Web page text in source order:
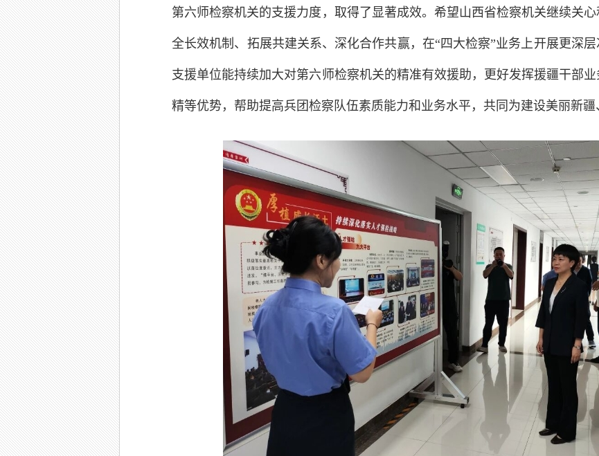
第六师检察机关的支援力度，取得了显著成效。希望山西省检察机关继续关
全长效机制、拓展共建关系、深化合作共赢，在“四大检察”业务上开展更深
支援单位能持续加大对第六师检察机关的精准有效援助，更好发挥援疆干部
精等优势，帮助提高兵团检察队伍素质能力和业务水平，共同为建设美丽新疆